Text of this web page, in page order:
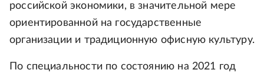
российской экономики, в значительной мере
ориентированной на государственные
организации и традиционную офисную культуру.
По специальности по состоянию на 2021 год